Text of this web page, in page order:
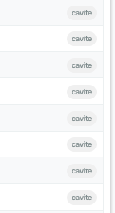
cavite
cavite
cavite
cavite
cavite
cavite
cavite
cavite